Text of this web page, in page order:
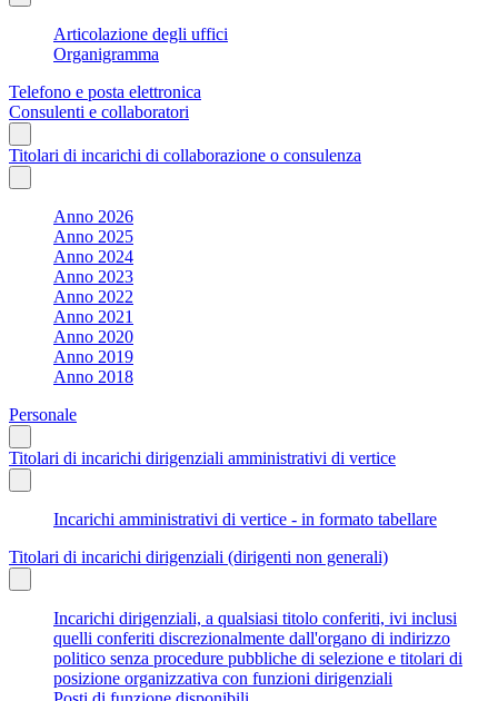
Articolazione degli uffici
Organigramma
Telefono e posta elettronica
Consulenti e collaboratori
Titolari di incarichi di collaborazione o consulenza
Anno 2026
Anno 2025
Anno 2024
Anno 2023
Anno 2022
Anno 2021
Anno 2020
Anno 2019
Anno 2018
Personale
Titolari di incarichi dirigenziali amministrativi di vertice
Incarichi amministrativi di vertice - in formato tabellare
Titolari di incarichi dirigenziali (dirigenti non generali)
Incarichi dirigenziali, a qualsiasi titolo conferiti, ivi inclusi
quelli conferiti discrezionalmente dall'organo di indirizzo
politico senza procedure pubbliche di selezione e titolari di
posizione organizzativa con funzioni dirigenziali